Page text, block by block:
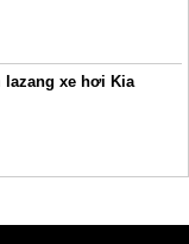
lazang xe hơi Kia